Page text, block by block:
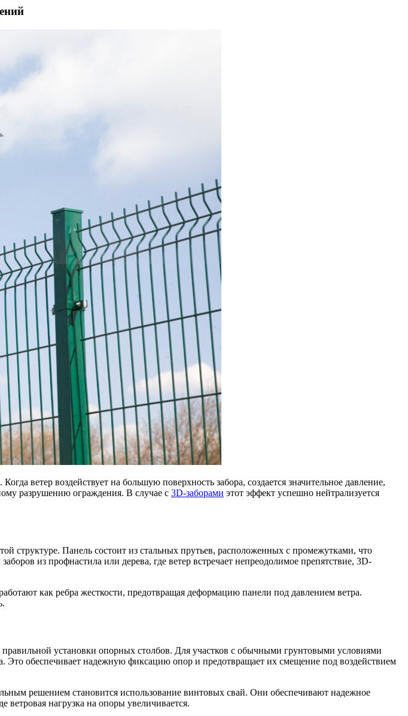
ветер воздействует на большую поверхность забора, создается значительное давление,
разрушению ограждения. В случае с 3D-заборами этот эффект успешно нейтрализуется
структуре. Панель состоит из стальных прутьев, расположенных с промежутками, что
из профнастила или дерева, где ветер встречает непреодолимое препятствие, 3D-
как ребра жесткости, предотвращая деформацию панели под давлением ветра.
установки опорных столбов. Для участков с обычными грунтовыми условиями
обеспечивает надежную фиксацию опор и предотвращает их смещение под воздействием
решением становится использование винтовых свай. Они обеспечивают надежное
ветровая нагрузка на опоры увеличивается.